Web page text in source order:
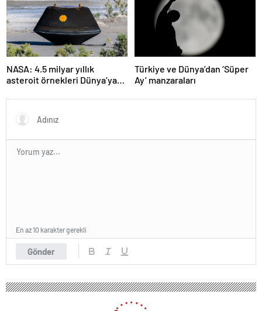
NASA: 4.5 milyar yıllık
asteroit örnekleri Dünya’ya
başlangıcına ışık tutabilir
Türkiye ve Dünya’dan ‘Süper
Ay’ manzaraları
Gönder
En az 10 karakter gerekli